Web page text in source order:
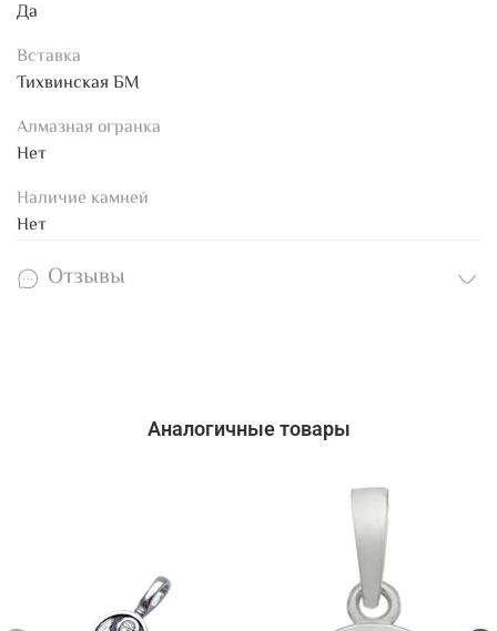
Да
Вставка
Тихвинская БМ
Алмазная огранка
Нет
Наличие камней
Нет
Отзывы
Аналогичные товары